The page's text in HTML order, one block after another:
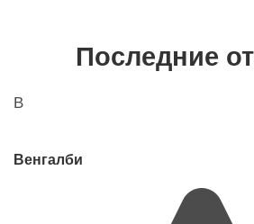
Последние
В
Венгалби